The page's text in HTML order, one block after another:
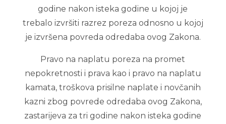
godine nakon isteka godine u kojoj je
trebalo izvršiti razrez poreza odnosno u kojoj
je izvršena povreda odredaba ovog Zakona.
Pravo na naplatu poreza na promet
nepokretnosti i prava kao i pravo na naplatu
kamata, troškova prisilne naplate i novčanih
kazni zbog povrede odredaba ovog Zakona,
zastarijeva za tri godine nakon isteka godine